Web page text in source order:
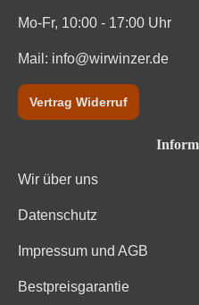
Mo-Fr, 10:00 - 17:00 Uhr
Mail: info@wirwinzer.de
Vertrag Widerruf
Wir über uns
Datenschutz
Impressum und AGB
Bestpreisgarantie